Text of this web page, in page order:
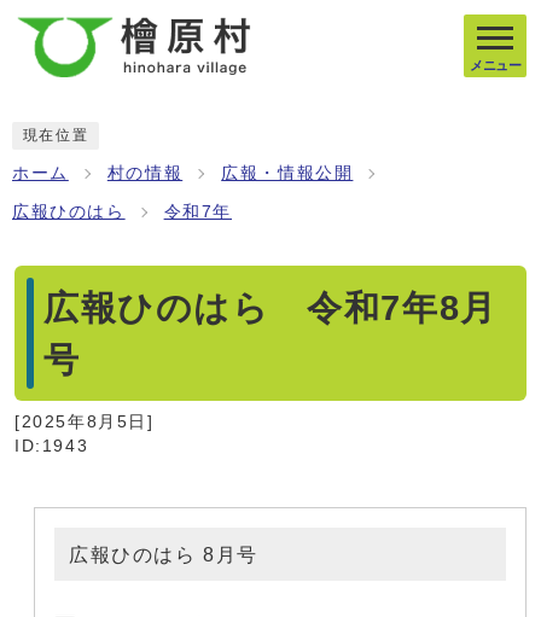
メニュー
現在位置
ホーム 村の情報 広報・情報公開
広報ひのはら 令和7年
広報ひのはら 令和7年8月
号
[2025年8月5日]
ID:1943
広報ひのはら 8月号